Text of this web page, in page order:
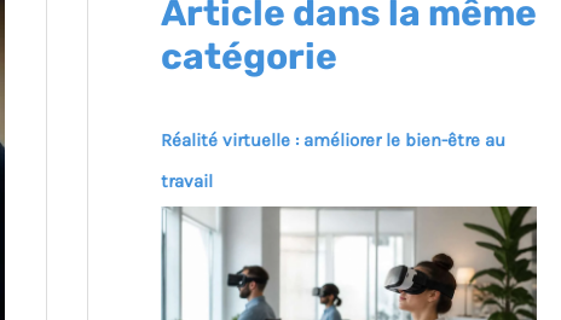
Article dans la même
catégorie
Réalité virtuelle : améliorer le bien-être au
travail